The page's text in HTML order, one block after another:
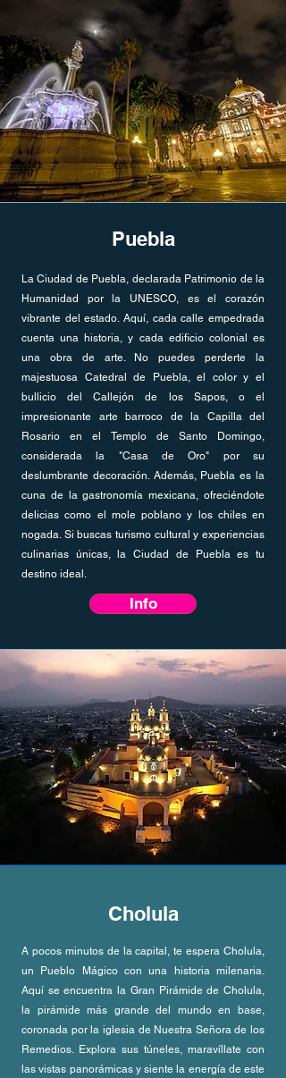
Puebla
La Ciudad de Puebla, declarada Patrimonio de la
Humanidad por la UNESCO, es el corazón
vibrante del estado. Aquí, cada calle empedrada
cuenta una historia, y cada edificio colonial es
una obra de arte. No puedes perderte la
majestuosa Catedral de Puebla, el color y el
bullicio del Callejón de los Sapos, o el
impresionante arte barroco de la Capilla del
Rosario en el Templo de Santo Domingo,
considerada la "Casa de Oro" por su
deslumbrante decoración. Además, Puebla es la
cuna de la gastronomía mexicana, ofreciéndote
delicias como el mole poblano y los chiles en
nogada. Si buscas turismo cultural y experiencias
culinarias únicas, la Ciudad de Puebla es tu
destino ideal.
Info
Cholula
A pocos minutos de la capital, te espera Cholula,
un Pueblo Mágico con una historia milenaria.
Aquí se encuentra la Gran Pirámide de Cholula,
la pirámide más grande del mundo en base,
coronada por la iglesia de Nuestra Señora de los
Remedios. Explora sus túneles, maravíllate con
las vistas panorámicas y siente la energía de este